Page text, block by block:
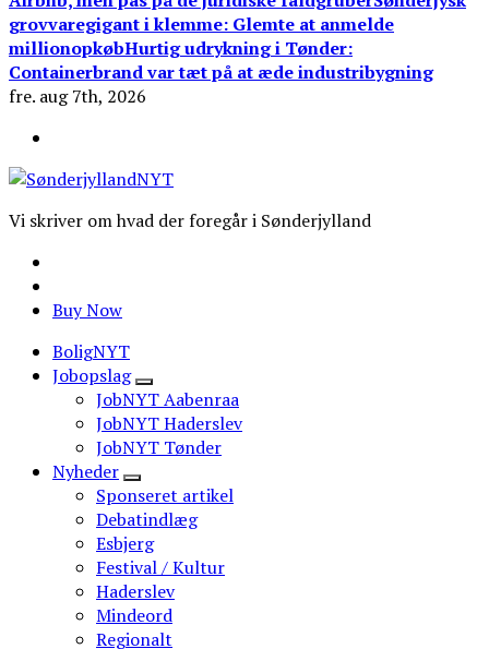
grovvaregigant i klemme: Glemte at anmelde
millionopkøbHurtig udrykning i Tønder:
Containerbrand var tæt på at æde industribygning
fre. aug 7th, 2026
Vi skriver om hvad der foregår i Sønderjylland
Buy Now
BoligNYT
Jobopslag
JobNYT Aabenraa
JobNYT Haderslev
JobNYT Tønder
Nyheder
Sponseret artikel
Debatindlæg
Esbjerg
Festival / Kultur
Haderslev
Mindeord
Regionalt